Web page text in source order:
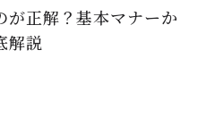
が正解？基本マナーか
解説